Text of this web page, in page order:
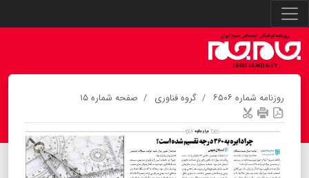
روزنامه شماره ۶۵۰۶ گروه فناوری صفحه شماره ۱۵